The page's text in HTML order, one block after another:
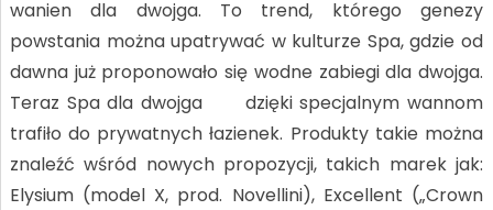
wanien dla dwojga. To trend, którego genezy
powstania można upatrywać w kulturze Spa, gdzie od
dawna już proponowało się wodne zabiegi dla dwojga.
Teraz Spa dla dwojga dzięki specjalnym wannom
trafiło do prywatnych łazienek. Produkty takie można
znaleźć wśród nowych propozycji, takich marek jak:
Elysium (model X, prod. Novellini), Excellent („Crown